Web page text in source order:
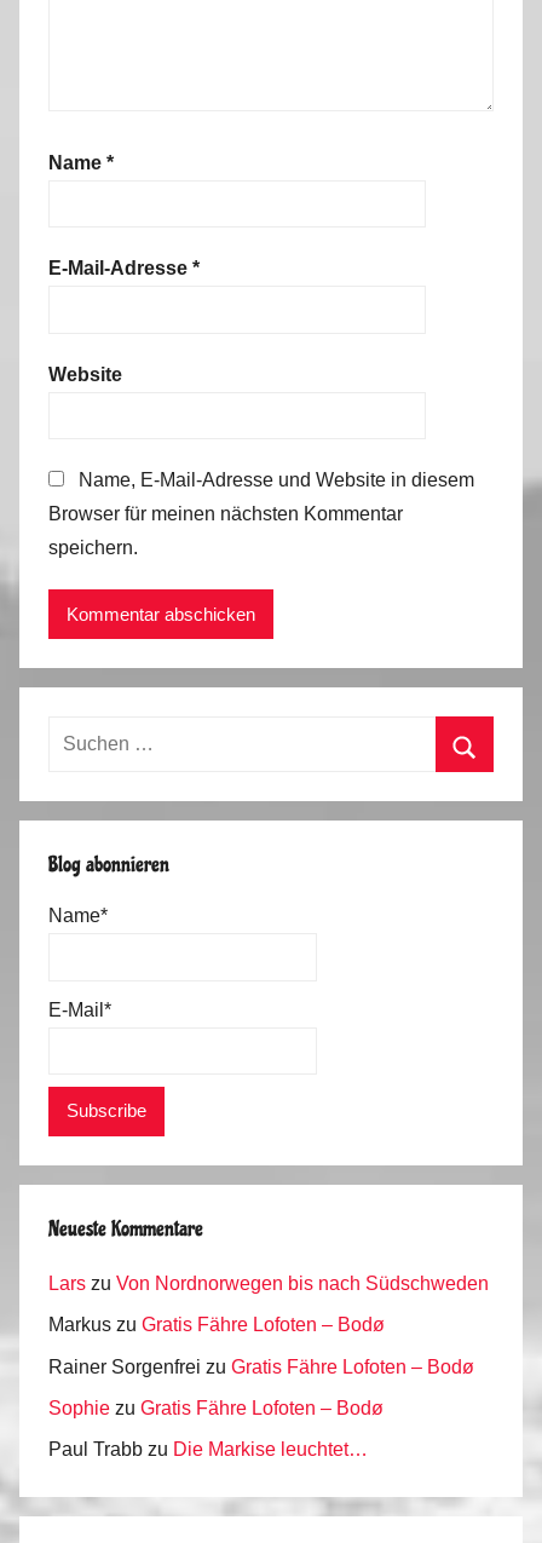
Name *
E-Mail-Adresse *
Website
Name, E-Mail-Adresse und Website in diesem
Browser für meinen nächsten Kommentar
speichern.
Suchen
Blog abonnieren
Name*
E-Mail*
Neueste Kommentare
Lars zu Von Nordnorwegen bis nach Südschweden
Markus zu Gratis Fähre Lofoten – Bodø
Rainer Sorgenfrei zu Gratis Fähre Lofoten – Bodø
Sophie zu Gratis Fähre Lofoten – Bodø
Paul Trabb zu Die Markise leuchtet…